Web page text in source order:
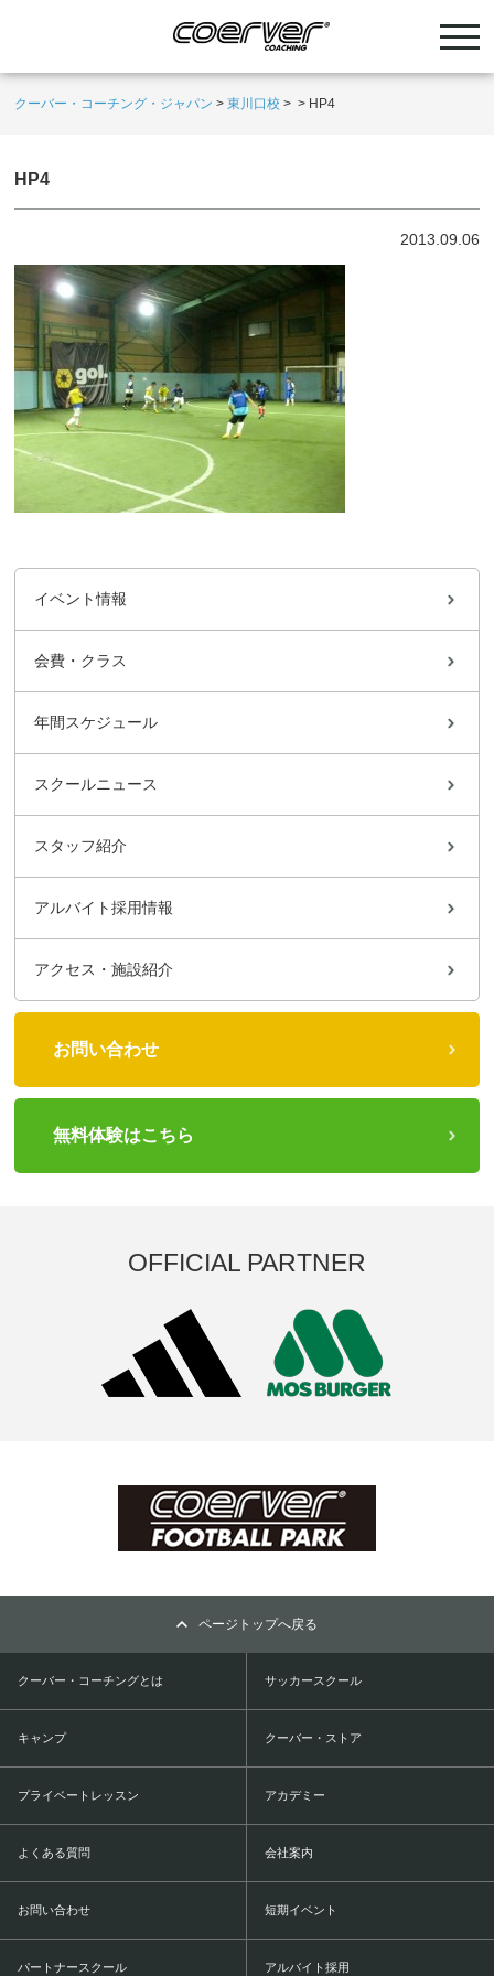
クーバー・コーチング・ジャパン >東川口校 > > HP4
HP4
2013.09.06
イベント情報
会費・クラス
年間スケジュール
スクールニュース
スタッフ紹介
アルバイト採用情報
アクセス・施設紹介
お問い合わせ
無料体験はこちら
OFFICIAL PARTNER
ページトップへ戻る
クーバー・コーチングとは サッカースクール
キャンプ クーバー・ストア
プライベートレッスン アカデミー
よくある質問 会社案内
お問い合わせ 短期イベント
パートナースクール アルバイト採用